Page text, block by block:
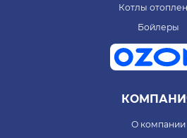
Котлы
Бойлеры
О компании